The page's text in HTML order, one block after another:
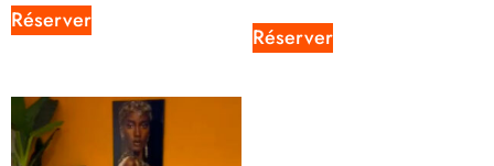
Réserver
Réserver